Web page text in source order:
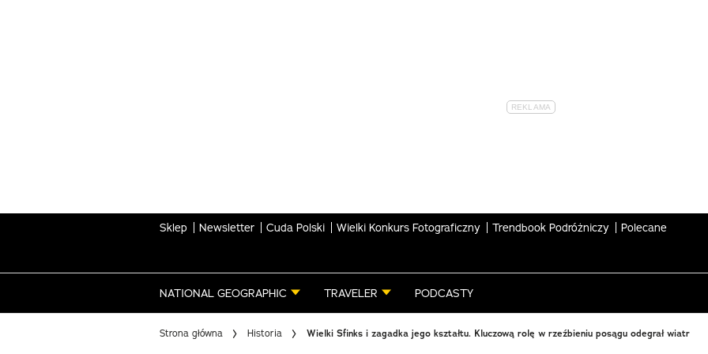
Sklep Newsletter Cuda Polski Wielki Konkurs Fotograficzny Trendbook Podróżniczy Polecane
NATIONAL GEOGRAPHIC TRAVELER PODCASTY
Strona główna Historia Wielki Sfinks i zagadka jego kształtu. Kluczową rolę w rzeźbieniu posągu odegrał wiatr